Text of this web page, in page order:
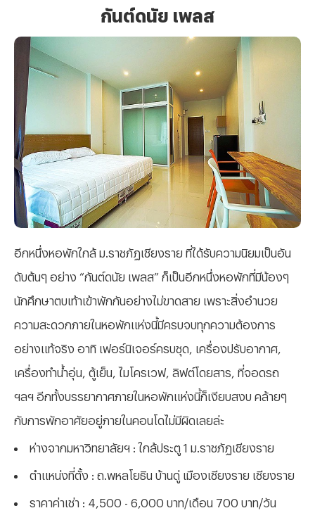
กันต์ดนัย เพลส
อีกหนึ่งหอพักใกล้ ม.ราชภัฏเชียงราย ที่ได้รับความนิยมเป็นอัน
ดับต้นๆ อย่าง “กันต์ดนัย เพลส” ก็เป็นอีกหนึ่งหอพักที่มีน้องๆ
นักศึกษาตบเท้าเข้าพักกันอย่างไม่ขาดสาย เพราะสิ่งอำนวย
ความสะดวกภายในหอพักแห่งนี้มีครบจบทุกความต้องการ
อย่างแท้จริง อาทิ เฟอร์นิเจอร์ครบชุด, เครื่องปรับอากาศ,
เครื่องทำน้ำอุ่น, ตู้เย็น, ไมโครเวฟ, ลิฟต์โดยสาร, ที่จอดรถ
ฯลฯ อีกทั้งบรรยากาศภายในหอพักแห่งนี้ก็เงียบสงบ คล้ายๆ
กับการพักอาศัยอยู่ภายในคอนโดไม่มีผิดเลยล่ะ
ห่างจากมหาวิทยาลัยฯ : ใกล้ประตู 1 ม.ราชภัฏเชียงราย
ตำแหน่งที่ตั้ง : ถ.พหลโยธิน บ้านดู่ เมืองเชียงราย เชียงราย
ราคาค่าเช่า : 4,500 - 6,000 บาท/เดือน 700 บาท/วัน